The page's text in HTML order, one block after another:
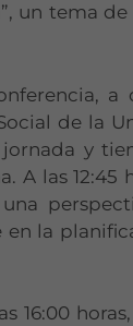
un tema
a
de la
y
las 12:45
la
16:00